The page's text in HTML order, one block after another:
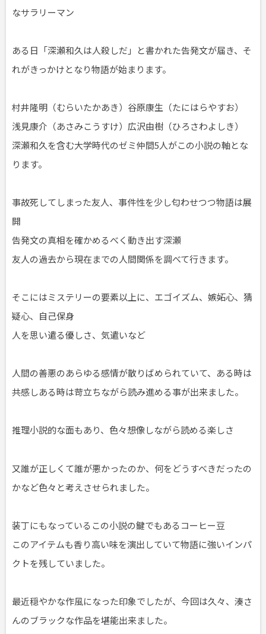
なサラリーマン
ある日「深瀬和久は人殺しだ」と書かれた告発文が届き、そ
れがきっかけとなり物語が始まります。
村井隆明（むらいたかあき）谷原康生（たにはらやすお）
浅見康介（あさみこうすけ）広沢由樹（ひろさわよしき）
深瀬和久を含む大学時代のゼミ仲間5人がこの小説の軸とな
ります。
事故死してしまった友人、事件性を少し匂わせつつ物語は展
開
告発文の真相を確かめるべく動き出す深瀬
友人の過去から現在までの人間関係を調べて行きます。
そこにはミステリーの要素以上に、エゴイズム、嫉妬心、猜
疑心、自己保身
人を思い遣る優しさ、気遣いなど
人間の善悪のあらゆる感情が散りばめられていて、ある時は
共感しある時は苛立ちながら読み進める事が出来ました。
推理小説的な面もあり、色々想像しながら読める楽しさ
又誰が正しくて誰が悪かったのか、何をどうすべきだったの
かなど色々と考えさせられました。
装丁にもなっているこの小説の鍵でもあるコーヒー豆
このアイテムも香り高い味を演出していて物語に強いインパ
クトを残していました。
最近穏やかな作風になった印象でしたが、今回は久々、湊さ
んのブラックな作品を堪能出来ました。